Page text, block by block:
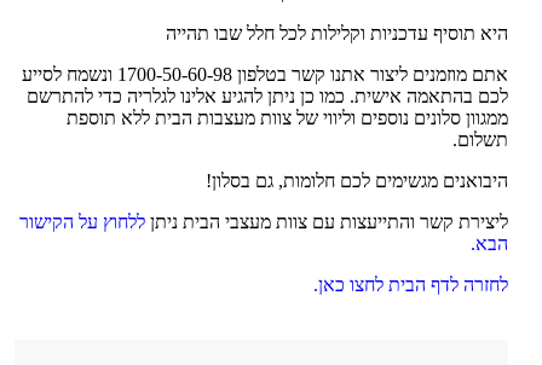
היא תוסיף עדכניות וקלילות לכל חלל שבו תהייה
אתם מוזמנים ליצור אתנו קשר בטלפון 1700-50-60-98 ונשמח לסייע
לכם בהתאמה אישית. כמו כן ניתן להגיע אלינו לגלריה כדי להתרשם
ממגוון סלונים נוספים וליווי של צוות מעצבות הבית ללא תוספת
תשלום.
היבואנים מגשימים לכם חלומות, גם בסלון!
ליצירת קשר והתייעצות עם צוות מעצבי הבית ניתןללחוץ על הקישור
הבא.
לחזרה לדף הבית לחצו כאן.